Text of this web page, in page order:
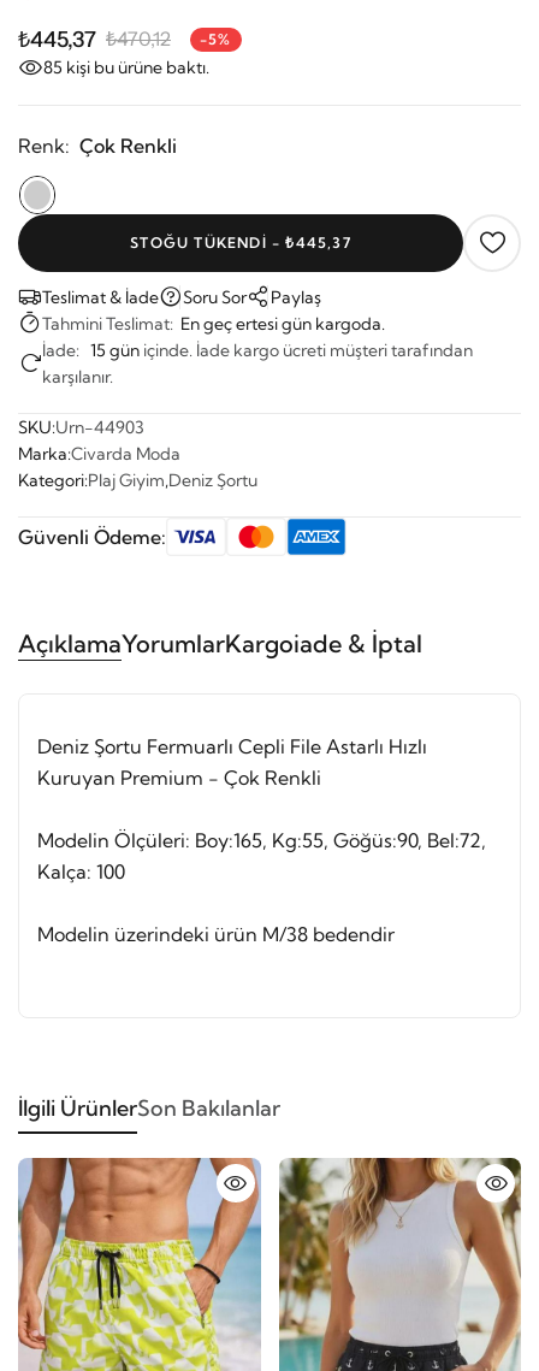
₺445,37 ₺470,12 -5%
85 kişi bu ürüne baktı.
Renk: Çok Renkli
STOĞU TÜKENDI - ₺445,37
Teslimat & İade Soru Sor
Paylaş
Tahmini Teslimat: En geç ertesi gün kargoda.
İade: 15 gün içinde. İade kargo ücreti müşteri tarafından
karşılanır.
SKU:Urn-44903
Marka:Civarda Moda
Kategori:Plaj Giyim,Deniz Şortu
Güvenli Ödeme:
AçıklamaYorumlarKargoiade & İptal
Deniz Şortu Fermuarlı Cepli File Astarlı Hızlı
Kuruyan Premium - Çok Renkli
Modelin Ölçüleri: Boy:165, Kg:55, Göğüs:90, Bel:72,
Kalça: 100
Modelin üzerindeki ürün M/38 bedendir
İlgili ÜrünlerSon Bakılanlar